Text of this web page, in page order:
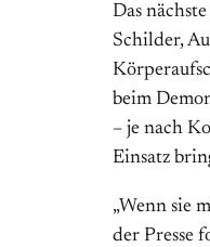
Das
Schilder,
beim
– je nach
Einsatz
„Wenn sie
der Presse